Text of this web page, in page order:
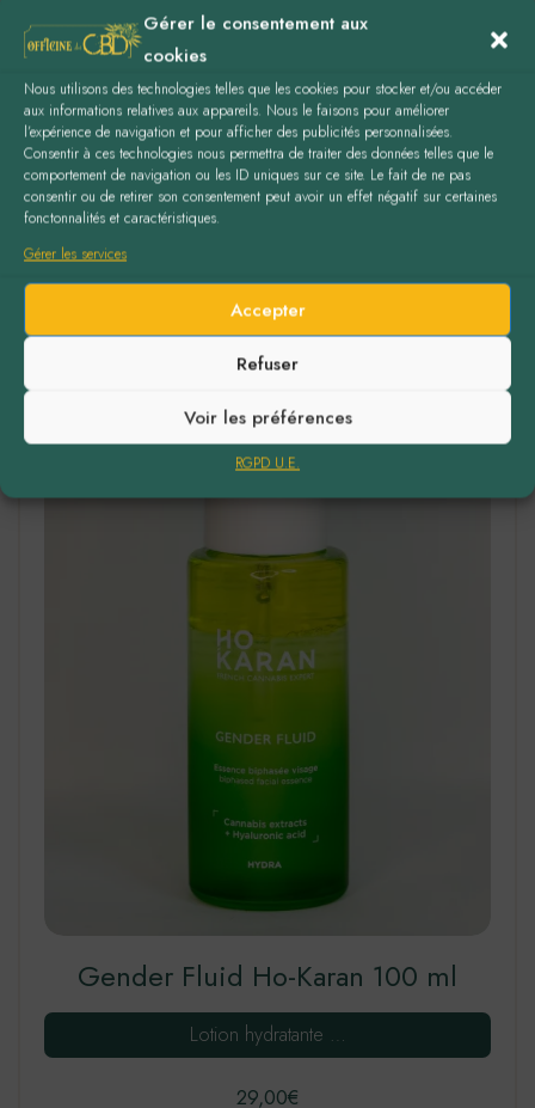
Gérer le consentement aux
cookies
Nous utilisons des technologies telles que les cookies pour stocker et/ou accéder
aux informations relatives aux appareils. Nous le faisons pour améliorer
l’expérience de navigation et pour afficher des publicités personnalisées.
Consentir à ces technologies nous permettra de traiter des données telles que le
comportement de navigation ou les ID uniques sur ce site. Le fait de ne pas
consentir ou de retirer son consentement peut avoir un effet négatif sur certaines
fonctonnalités et caractéristiques.
Gérer les services
Accepter
Refuser
Voir les préférences
RGPD U.E.
34,00€
AJOUTER AU PANIER
Gender Fluid Ho-Karan 100 ml
Lotion hydratante …
29,00€